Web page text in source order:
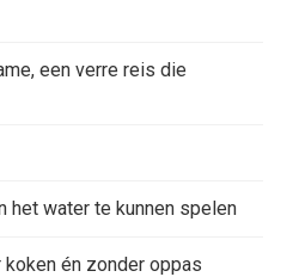
een verre reis die
het water te kunnen spelen
én zonder oppas